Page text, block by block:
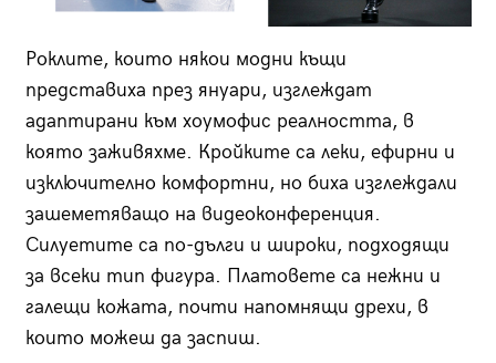
Роклите, които някои модни къщи
представиха през януари, изглеждат
адаптирани към хоумофис реалността, в
която заживяхме. Кройките са леки, ефирни и
изключително комфортни, но биха изглеждали
зашеметяващо на видеоконференция.
Силуетите са по-дълги и широки, подходящи
за всеки тип фигура. Платовете са нежни и
галещи кожата, почти напомнящи дрехи, в
които можеш да заспиш.